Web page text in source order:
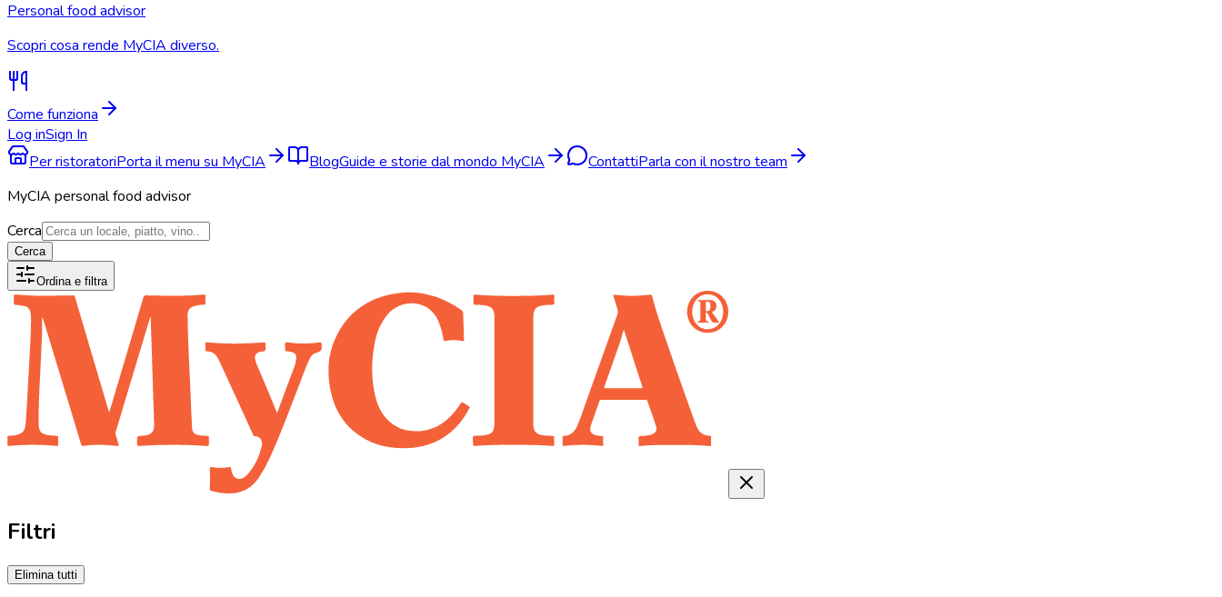
Personal food advisor
Scopri cosa rende MyCIA diverso.
Come funziona
Log inSign In
Per ristoratoriPorta il menu su MyCIA BlogGuide e storie dal mondo MyCIA ContattiParla con il nostro team
MyCIA personal food advisor
Cerca
Cerca
Ordina e filtra
Filtri
Elimina tutti